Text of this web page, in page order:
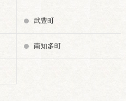
武豊町
南知多町